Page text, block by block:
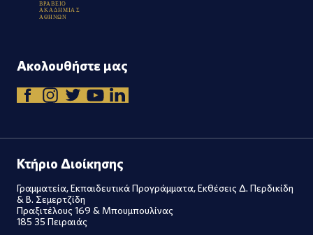
ΒΡΑΒΕΙΟ
ΑΚΑΔΗΜΙΑ Σ
Α ΘΗΝΩΝ
Ακολουθήστε μας
Κτήριο Διοίκησης
Γραμματεία, Εκπαιδευτικά Προγράμματα, Εκθέσεις Δ. Περδικίδη
& Β. Σεμερτζίδη
Πραξιτέλους 169 & Μπουμπουλίνας
185 35 Πειραιάς